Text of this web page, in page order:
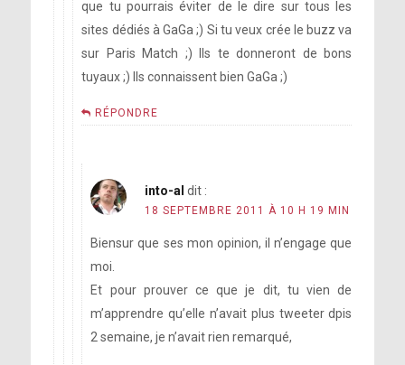
que tu pourrais éviter de le dire sur tous les
sites dédiés à GaGa ;) Si tu veux crée le buzz va
sur Paris Match ;) Ils te donneront de bons
tuyaux ;) Ils connaissent bien GaGa ;)
RÉPONDRE
into-al dit :
18 SEPTEMBRE 2011 À 10 H 19 MIN
Biensur que ses mon opinion, il n’engage que
moi.
Et pour prouver ce que je dit, tu vien de
m’apprendre qu’elle n’avait plus tweeter dpis
2 semaine, je n’avait rien remarqué,